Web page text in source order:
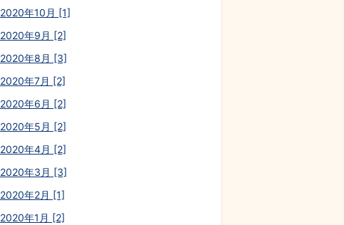
2020年10月 [1]
2020年9月 [2]
2020年8月 [3]
2020年7月 [2]
2020年6月 [2]
2020年5月 [2]
2020年4月 [2]
2020年3月 [3]
2020年2月 [1]
2020年1月 [2]